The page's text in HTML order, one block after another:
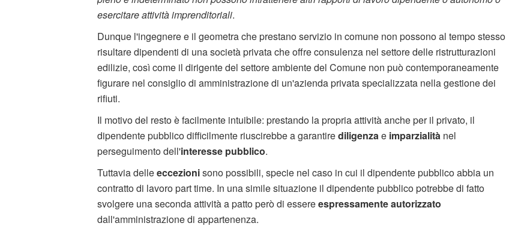
esercitare attività imprenditoriali.
Dunque l'ingegnere e il geometra che prestano servizio in comune non possono al tempo stesso
risultare dipendenti di una società privata che offre consulenza nel settore delle ristrutturazioni
edilizie, così come il dirigente del settore ambiente del Comune non può contemporaneamente
figurare nel consiglio di amministrazione di un'azienda privata specializzata nella gestione dei
rifiuti.
Il motivo del resto è facilmente intuibile: prestando la propria attività anche per il privato, il
dipendente pubblico difficilmente riuscirebbe a garantirediligenza e imparzialità nel
perseguimento dell'interesse pubblico.
Tuttavia delleeccezionisono possibili, specie nel caso in cui il dipendente pubblico abbia un
contratto di lavoro part time. In una simile situazione il dipendente pubblico potrebbe di fatto
svolgere una seconda attività a patto però di essereespressamente autorizzato
dall'amministrazione di appartenenza.